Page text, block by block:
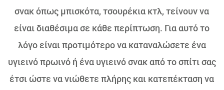
σνακ όπως μπισκότα, τσουρέκια κτλ, τείνουν να
είναι διαθέσιμα σε κάθε περίπτωση. Για αυτό το
λόγο είναι προτιμότερο να καταναλώσετε ένα
υγιεινό πρωινό ή ένα υγιεινό σνακ από το σπίτι σας
έτσι ώστε να νιώθετε πλήρης και κατεπέκταση να